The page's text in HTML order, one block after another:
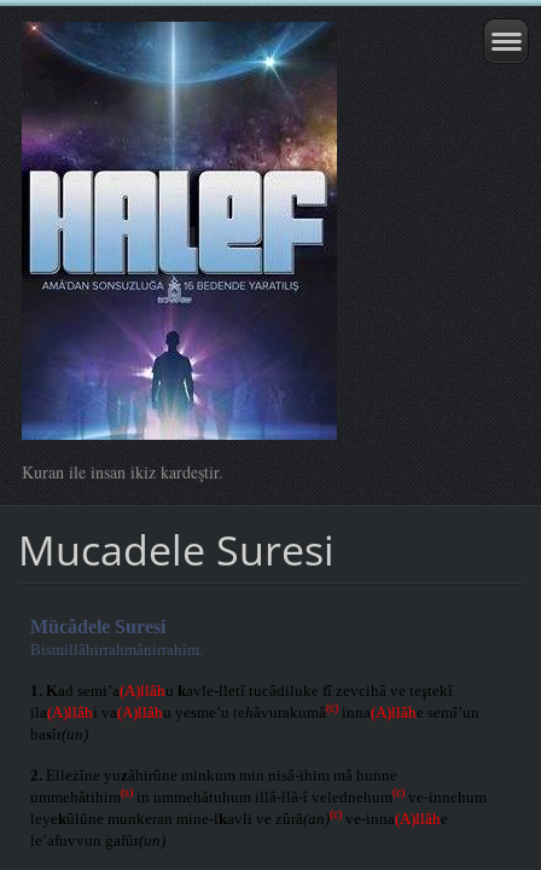
Kuran ile insan ikiz kardeştir.
Mucadele Suresi
Mücâdele Suresi
Bismillâhirrahmânirrahîm.
1. Kad semi’a(A)llâhu kavle-lletî tucâdiluke fî zevcihâ ve teştekî
ila(A)llâhi va(A)llâhu yesme’u tehâvurakumâ(c)inna(A)llâhe semî’un
basîr(un)
2. Elleżîne yu zâhirûne minkum min nisâ-ihim mâ hunne
ummehâtihim(s)in ummehâtuhum illâ-llâ-î velednehum(c)ve-innehum
leyekûlûne munkeran mine-l kavli ve zûrâ(an)(c)ve-inna(A)llâhe
le’afuvvun ġafûr(un)